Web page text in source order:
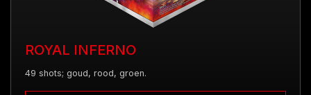
ROYAL INFERNO
49 shots; goud, rood, groen.